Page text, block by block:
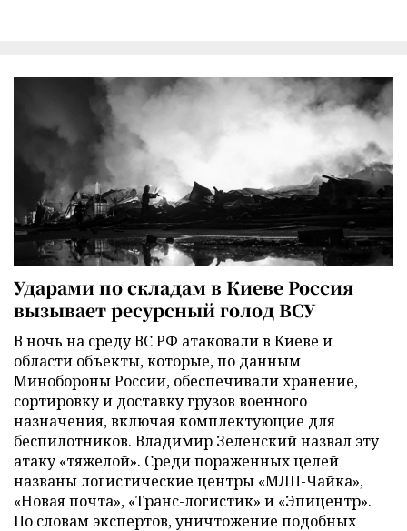
Ударами по складам в Киеве Россия
вызывает ресурсный голод ВСУ
В ночь на среду ВС РФ атаковали в Киеве и
области объекты, которые, по данным
Минобороны России, обеспечивали хранение,
сортировку и доставку грузов военного
назначения, включая комплектующие для
беспилотников. Владимир Зеленский назвал эту
атаку «тяжелой». Среди пораженных целей
названы логистические центры «МЛП-Чайка»,
«Новая почта», «Транс-логистик» и «Эпицентр».
По словам экспертов, уничтожение подобных